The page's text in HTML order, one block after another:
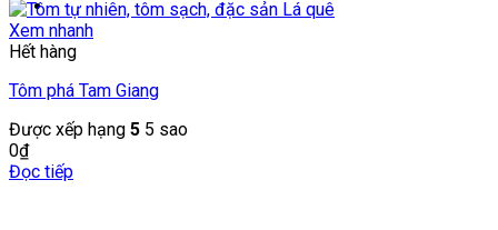
Xem nhanh
Hết hàng
Tôm phá Tam Giang
Được xếp hạng 5 5 sao
0₫
Đọc tiếp